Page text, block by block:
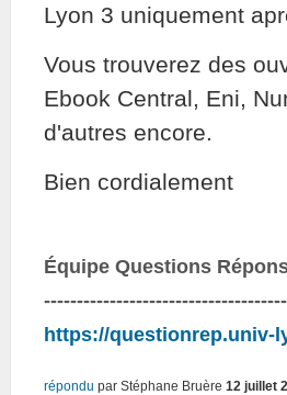
Lyon 3 uniquement
Vous trouverez des
Ebook Central, Eni,
d'autres encore.
Bien cordialement
Équipe Questions
https://questionrep.univ-
répondu par Stéphane Bruère 12 juillet